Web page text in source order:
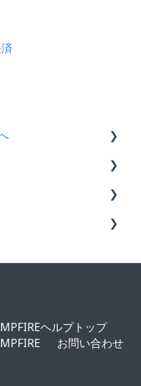
る質問
イント
能
成編
）
知らせ
ヘルプトップ
お問い合わせ